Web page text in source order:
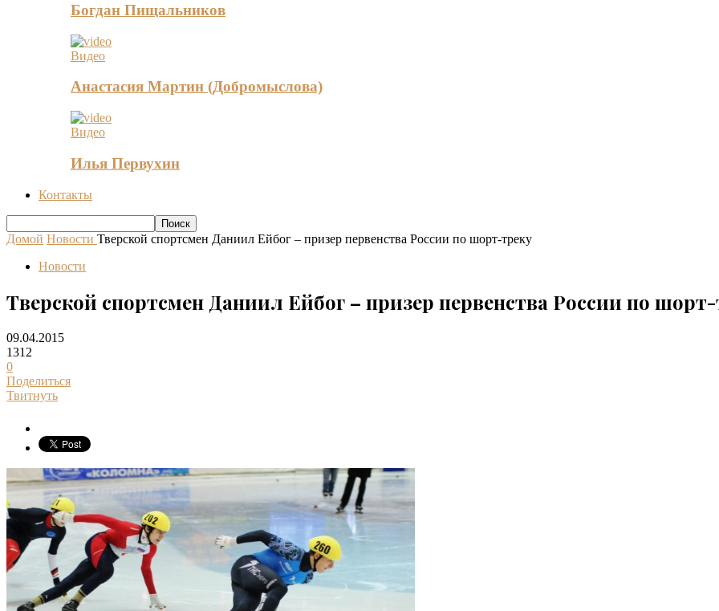
Богдан Пищальников
Видео
Анастасия Мартин (Добромыслова)
Видео
Илья Первухин
Контакты
Домой Новости Тверской спортсмен Даниил Ейбог – призер первенства России по шорт-треку
Новости
Тверской спортсмен Даниил Ейбог – призер первенства России по
09.04.2015
1312
0
Поделиться
Твитнуть